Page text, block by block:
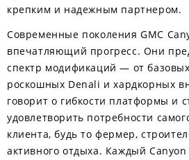
крепким и надежным партнером.
Современные поколения GMC
впечатляющий прогресс. Они
спектр модификаций — от
роскошных Denali и хардкорных
говорит о гибкости платформы и
удовлетворить потребности
клиента, будь то фермер,
активного отдыха. Каждый